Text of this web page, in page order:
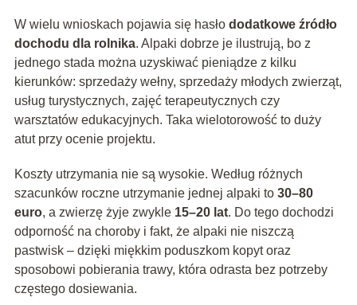
W wielu wnioskach pojawia się hasło dodatkowe źródło
dochodu dla rolnika. Alpaki dobrze je ilustrują, bo z
jednego stada można uzyskiwać pieniądze z kilku
kierunków: sprzedaży wełny, sprzedaży młodych zwierząt,
usług turystycznych, zajęć terapeutycznych czy
warsztatów edukacyjnych. Taka wielotorowość to duży
atut przy ocenie projektu.
Koszty utrzymania nie są wysokie. Według różnych
szacunków roczne utrzymanie jednej alpaki to 30–80
euro, a zwierzę żyje zwykle 15–20 lat. Do tego dochodzi
odporność na choroby i fakt, że alpaki nie niszczą
pastwisk – dzięki miękkim poduszkom kopyt oraz
sposobowi pobierania trawy, która odrasta bez potrzeby
częstego dosiewania.